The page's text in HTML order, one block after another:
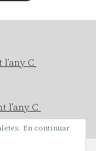
C
l’any C
En continuar